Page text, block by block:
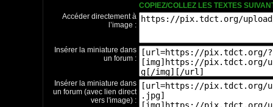
COPIEZ/COLLEZ LES TEXTES
Accéder directement à
l’image :
Insérer la miniature dans
un forum :
Insérer la miniature dans
un forum (avec lien direct
vers l'image) :